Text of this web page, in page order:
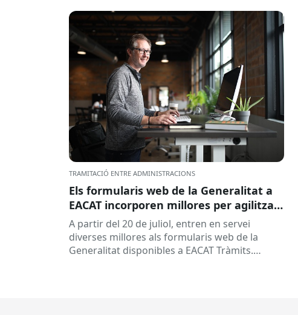
TRAMITACIÓ ENTRE ADMINISTRACIONS
Els formularis web de la Generalitat a
EACAT incorporen millores per agilitzar
la tramitació
A partir del 20 de juliol, entren en servei
diverses millores als formularis web de la
Generalitat disponibles a EACAT Tràmits.